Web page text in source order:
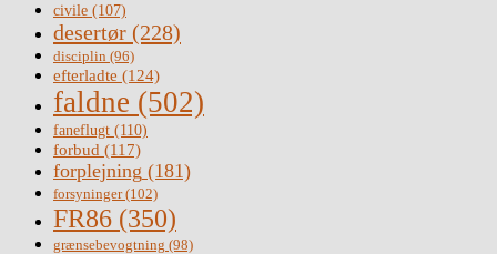
civile (107)
desertør (228)
disciplin (96)
efterladte (124)
faldne (502)
faneflugt (110)
forbud (117)
forplejning (181)
forsyninger(102)
FR86 (350)
grænsebevogtning (98)